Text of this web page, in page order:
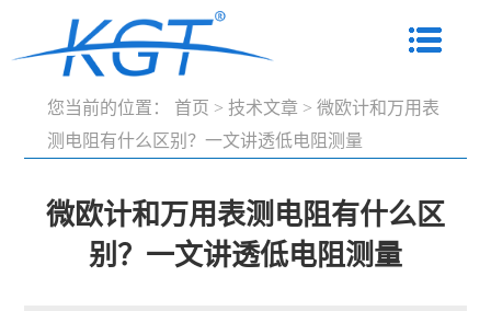
您当前的位置： 首页 > 技术文章 > 微欧计和万用表
测电阻有什么区别？一文讲透低电阻测量
微欧计和万用表测电阻有什么区
别？一文讲透低电阻测量